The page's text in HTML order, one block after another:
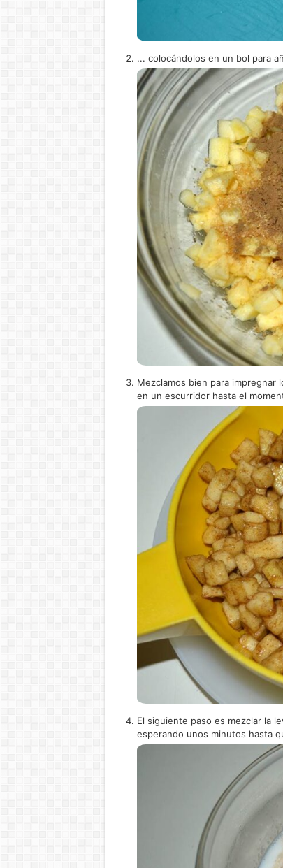
... colocándolos en un bol para
Mezclamos bien para
en un escurridor hasta el
El siguiente paso es mezclar la
esperando unos minutos hasta